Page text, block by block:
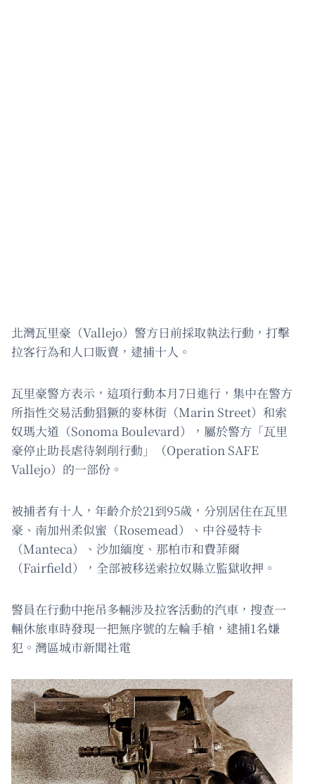
北灣瓦里豪（Vallejo）警方日前採取執法行動，打擊
拉客行為和人口販賣，逮捕十人。
瓦里豪警方表示，這項行動本月7日進行，集中在警方
所指性交易活動猖獗的麥林街（Marin Street）和索
奴瑪大道（Sonoma Boulevard），屬於警方「瓦里
豪停止助長虐待剝削行動」（Operation SAFE
Vallejo）的一部份。
被捕者有十人，年齡介於21到95歲，分別居住在瓦里
豪、南加州柔似蜜（Rosemead）、中谷曼特卡
（Manteca）、沙加緬度、那柏市和費菲爾
（Fairfield），全部被移送索拉奴縣立監獄收押。
警員在行動中拖吊多輛涉及拉客活動的汽車，搜查一
輛休旅車時發現一把無序號的左輪手槍，逮捕1名嫌
犯。灣區城市新聞社電